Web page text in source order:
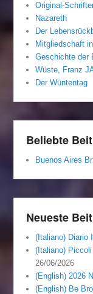
Original-
Nazareth
Der
Mitgliedschaft
Geschichte der
Wüste, Franz
Der Wüntentag
Beliebte
Buenos Aires
Neueste
(Italiano) Diario
(Italiano)
26/06/2026
(English) 2026
(English) Be